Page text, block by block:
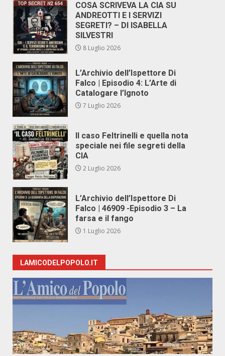
COSA SCRIVEVA LA CIA SU
ANDREOTTI E I SERVIZI
SEGRETI? – DI ISABELLA
SILVESTRI
8 Luglio 2026
L’Archivio dell’Ispettore Di
Falco | Episodio 4: L’Arte di
Catalogare l’Ignoto
7 Luglio 2026
Il caso Feltrinelli e quella nota
speciale nei file segreti della
CIA
2 Luglio 2026
L’Archivio dell’Ispettore Di
Falco | 46909 -Episodio 3 – La
farsa e il fango
1 Luglio 2026
LAMICODELPOPOLO.IT